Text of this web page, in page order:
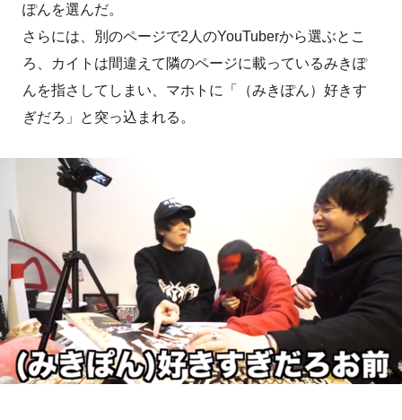
ぽんを選んだ。
さらには、別のページで2人のYouTuberから選ぶとこ
ろ、カイトは間違えて隣のページに載っているみきぽ
んを指さしてしまい、マホトに「（みきぽん）好きす
ぎだろ」と突っ込まれる。